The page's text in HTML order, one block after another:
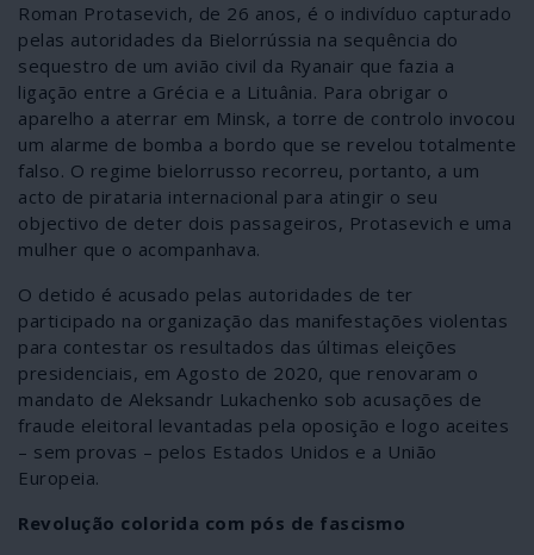
Roman Protasevich, de 26 anos, é o indivíduo capturado
pelas autoridades da Bielorrússia na sequência do
sequestro de um avião civil da Ryanair que fazia a
ligação entre a Grécia e a Lituânia. Para obrigar o
aparelho a aterrar em Minsk, a torre de controlo invocou
um alarme de bomba a bordo que se revelou totalmente
falso. O regime bielorrusso recorreu, portanto, a um
acto de pirataria internacional para atingir o seu
objectivo de deter dois passageiros, Protasevich e uma
mulher que o acompanhava.
O detido é acusado pelas autoridades de ter
participado na organização das manifestações violentas
para contestar os resultados das últimas eleições
presidenciais, em Agosto de 2020, que renovaram o
mandato de Aleksandr Lukachenko sob acusações de
fraude eleitoral levantadas pela oposição e logo aceites
– sem provas – pelos Estados Unidos e a União
Europeia.
Revolução colorida com pós de fascismo